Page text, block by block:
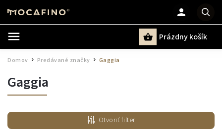
Prázdny košík
Domov Predávané značky Gaggia
Gaggia
Otvoriť filter